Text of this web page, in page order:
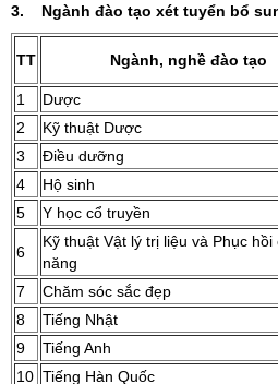
3. Ngành đào tạo xét tuyển bổ
TT Ngành, nghề đào tạo
1
Dược
2
Kỹ thuật Dược
3
Điều dưỡng
4
Hộ sinh
5
Y học cổ truyền
6
Kỹ thuật Vật lý trị liệu và Phục hồi
năng
7 Chăm sóc sắc đẹp
8
Tiếng Nhật
9
Tiếng Anh
10 Tiếng Hàn Quốc